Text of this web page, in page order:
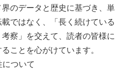
のデータと歴史に基づき、単
ではなく、「長く続けている
察」を交えて、読者の皆様に
ことを心がけています。
ついて